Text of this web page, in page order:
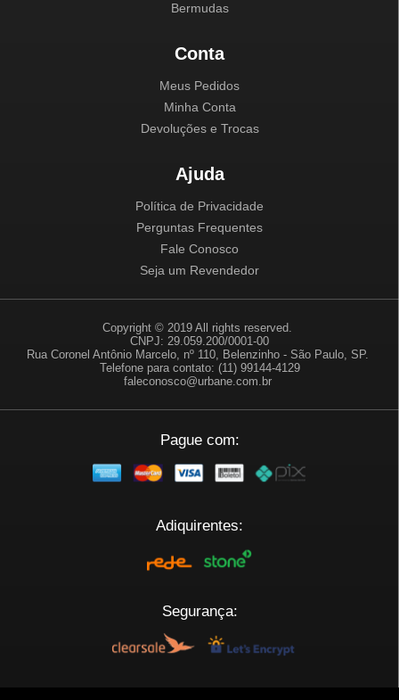
Bermudas
Conta
Meus Pedidos
Minha Conta
Devoluções e Trocas
Ajuda
Política de Privacidade
Perguntas Frequentes
Fale Conosco
Seja um Revendedor
Copyright © 2019 All rights reserved.
CNPJ: 29.059.200/0001-00
Rua Coronel Antônio Marcelo, nº 110, Belenzinho - São Paulo, SP.
Telefone para contato: (11) 99144-4129
faleconosco@urbane.com.br
Pague com:
Adiquirentes:
Segurança: